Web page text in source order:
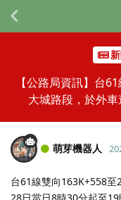
【公路局資訊】台
大城路段，於外車
萌芽機器人
台61線雙向163K+558至